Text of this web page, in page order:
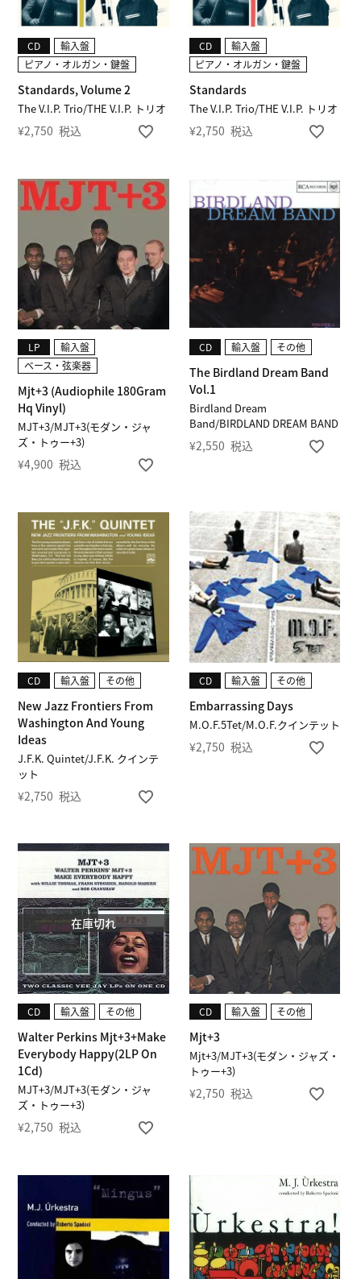
The V.I.P. Trio/THE V.I.P. トリオ
Standards, Volume 2
CD
輸入盤
ピアノ・オルガン・鍵盤
¥2,750 税込
The V.I.P. Trio/THE V.I.P. トリオ
Standards
CD
輸入盤
ピアノ・オルガン・鍵盤
¥2,750 税込
MJT+3/MJT+3(モダン・ジャ
ズ・トゥー+3)
Mjt+3 (Audiophile 180Gram
Hq Vinyl)
LP
輸入盤
ベース・弦楽器
¥4,900 税込
Birdland Dream
Band/BIRDLAND DREAM BAND
The Birdland Dream Band
Vol.1
CD 輸入盤 その他
¥2,550 税込
J.F.K. Quintet/J.F.K. クインテ
ット
New Jazz Frontiers From
Washington And Young
Ideas
CD 輸入盤 その他
¥2,750 税込
M.O.F.5Tet/M.O.F.クインテット
Embarrassing Days
CD 輸入盤 その他
¥2,750 税込
MJT+3/MJT+3(モダン・ジャ
ズ・トゥー+3)
Walter Perkins Mjt+3+Make
Everybody Happy(2LP On
1Cd)
CD 輸入盤 その他
¥2,750 税込
在庫切れ
Mjt+3/MJT+3(モダン・ジャズ・
トゥー+3)
Mjt+3
CD 輸入盤 その他
¥2,750 税込